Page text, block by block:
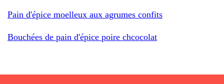
Pain d'épice moelleux aux agrumes confits
Bouchées de pain d'épice poire chcocolat